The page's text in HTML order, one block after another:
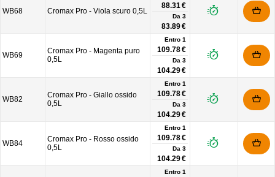
WB68 Cromax Pro - Viola scuro 0,5L
88.31 €
Da 3
83.89 €
WB69
Cromax Pro - Magenta puro
0,5L
Entro 1
109.78 €
Da 3
104.29 €
WB82
Cromax Pro - Giallo ossido
0,5L
Entro 1
109.78 €
Da 3
104.29 €
WB84
Cromax Pro - Rosso ossido
0,5L
Entro 1
109.78 €
Da 3
104.29 €
Entro 1